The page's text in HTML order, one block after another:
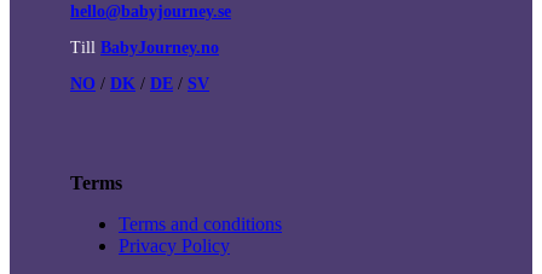
hello@babyjourney.se
Till BabyJourney.no
NO / DK / DE / SV
Terms
Terms and conditions
Privacy Policy